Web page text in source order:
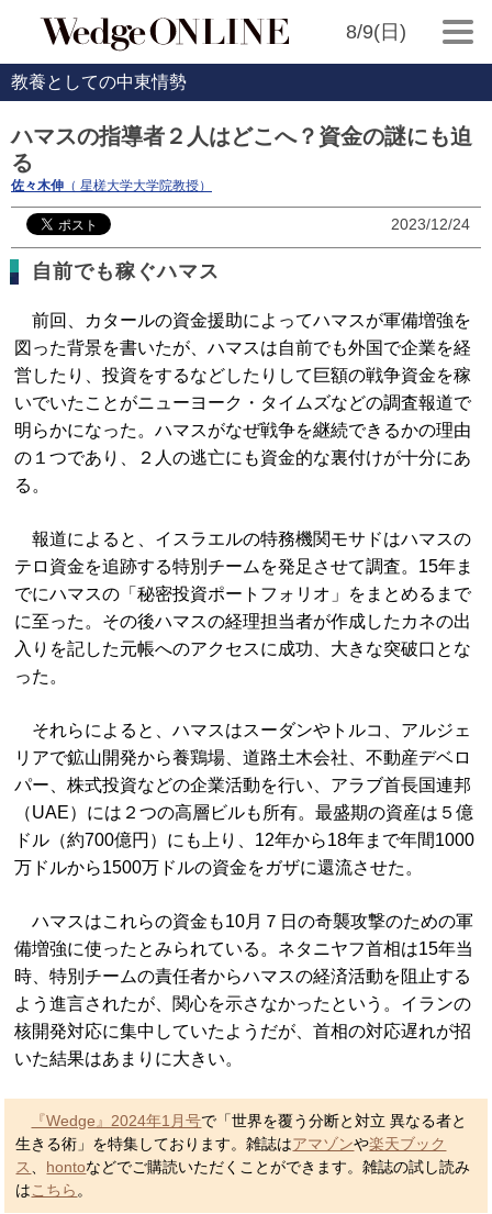
8/9(日)
教養としての中東情勢
ハマスの指導者２人はどこへ？資金の謎にも迫
る
佐々木伸 （ 星槎大学大学院教授）
2023/12/24
自前でも稼ぐハマス
前回、カタールの資金援助によってハマスが軍備増強を
図った背景を書いたが、ハマスは自前でも外国で企業を経
営したり、投資をするなどしたりして巨額の戦争資金を稼
いでいたことがニューヨーク・タイムズなどの調査報道で
明らかになった。ハマスがなぜ戦争を継続できるかの理由
の１つであり、２人の逃亡にも資金的な裏付けが十分にあ
る。
報道によると、イスラエルの特務機関モサドはハマスの
テロ資金を追跡する特別チームを発足させて調査。15年ま
でにハマスの「秘密投資ポートフォリオ」をまとめるまで
に至った。その後ハマスの経理担当者が作成したカネの出
入りを記した元帳へのアクセスに成功、大きな突破口とな
った。
それらによると、ハマスはスーダンやトルコ、アルジェ
リアで鉱山開発から養鶏場、道路土木会社、不動産デベロ
パー、株式投資などの企業活動を行い、アラブ首長国連邦
（UAE）には２つの高層ビルも所有。最盛期の資産は５億
ドル（約700億円）にも上り、12年から18年まで年間1000
万ドルから1500万ドルの資金をガザに還流させた。
ハマスはこれらの資金も10月７日の奇襲攻撃のための軍
備増強に使ったとみられている。ネタニヤフ首相は15年当
時、特別チームの責任者からハマスの経済活動を阻止する
よう進言されたが、関心を示さなかったという。イランの
核開発対応に集中していたようだが、首相の対応遅れが招
いた結果はあまりに大きい。
『Wedge』2024年1月号で「世界を覆う分断と対立 異なる者と
生きる術」を特集しております。雑誌はアマゾンや楽天ブック
ス
hontoなどでご購読いただくことができます。雑誌の試し読み
はこちら 。